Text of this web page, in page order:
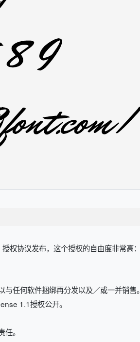
权协议发布，这个授权的自由度非常高：
任何软件捆绑再分发以及／或一并销售。
1.1授权公开。
。